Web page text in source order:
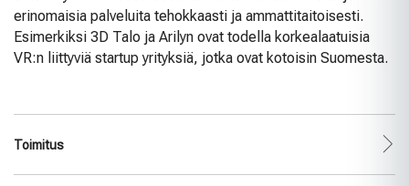
erinomaisia palveluita tehokkaasti ja ammattitaitoisesti.
Esimerkiksi 3D Talo ja Arilyn ovat todella korkealaatuisia
VR:n liittyviä startup yrityksiä, jotka ovat kotoisin Suomesta.
Toimitus